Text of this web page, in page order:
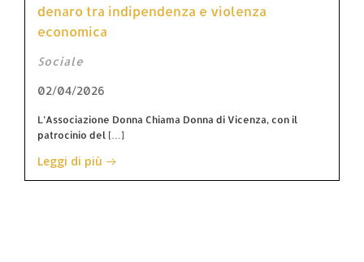
denaro tra indipendenza e violenza
economica
Sociale
02/04/2026
L’Associazione Donna Chiama Donna di Vicenza, con il
patrocinio del […]
Leggi di più